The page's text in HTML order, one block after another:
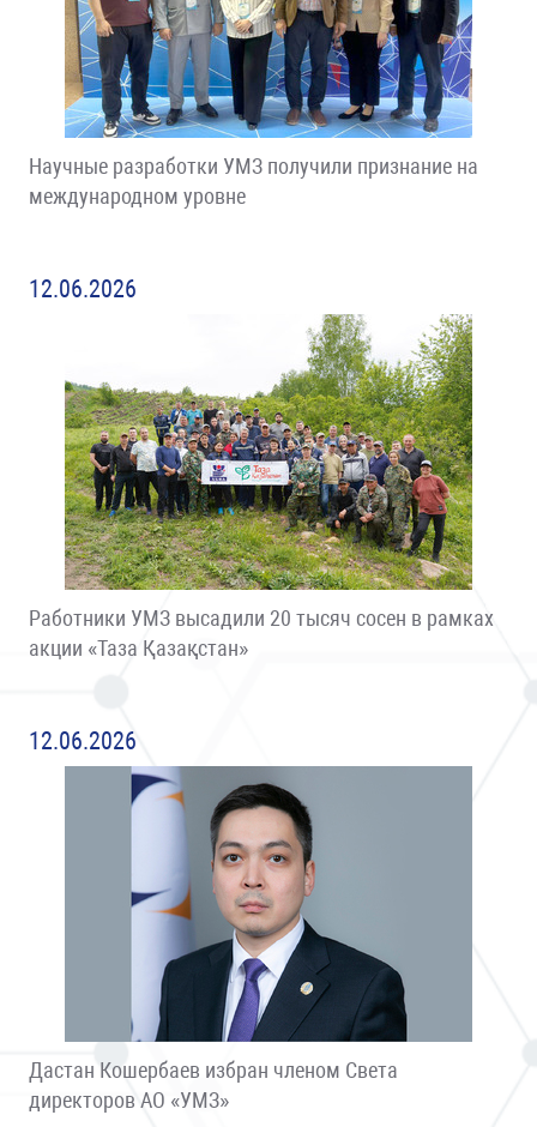
Научные разработки УМЗ получили признание на
международном уровне
12.06.2026
Работники УМЗ высадили 20 тысяч сосен в рамках
акции «Таза Қазақстан»
12.06.2026
Дастан Кошербаев избран членом Света
директоров АО «УМЗ»